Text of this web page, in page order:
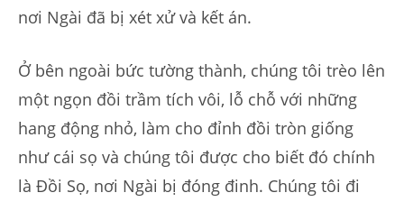
nơi Ngài đã bị xét xử và kết án.
Ở bên ngoài bức tường thành, chúng tôi trèo lên
một ngọn đồi trầm tích vôi, lỗ chỗ với những
hang động nhỏ, làm cho đỉnh đồi tròn giống
như cái sọ và chúng tôi được cho biết đó chính
là Đồi Sọ, nơi Ngài bị đóng đinh. Chúng tôi đi